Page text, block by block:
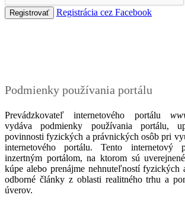
Registrácia cez Facebook
Podmienky používania portálu
Prevádzkovateľ internetového portálu
vydáva podmienky používania portálu,
povinnosti fyzických a právnických osôb pri
internetového portálu. Tento internetový
inzertným portálom, na ktorom sú
kúpe alebo prenájme nehnuteľností fyzických
odborné články z oblasti realitného trhu a
úverov.